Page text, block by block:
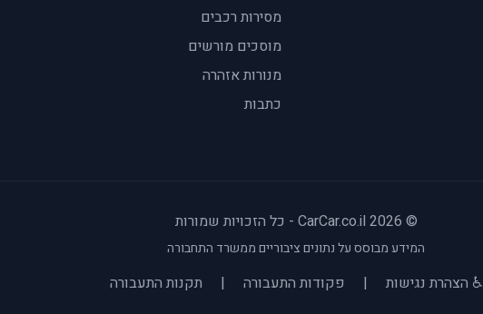
מסירות רכבים
מוסכים מורשים
מנורות אזהרה
כתבות
© 2026 CarCar.co.il - כל הזכויות שמורות
המידע מבוסס על נתונים ציבוריים ממשרד התחבורה
♿ הצהרת נגישות | פקודות התעבורה | תקנות התעבורה